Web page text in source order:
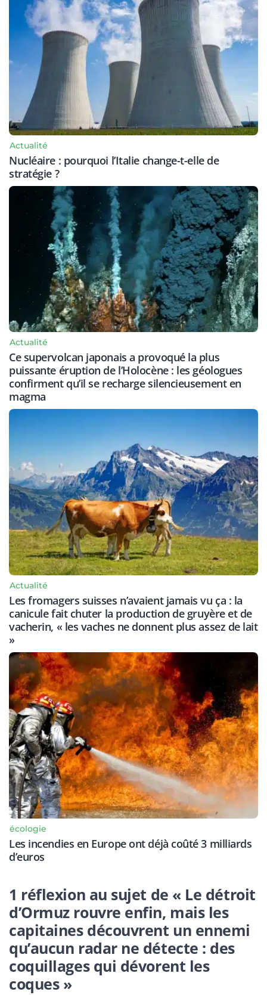
Actualité
Nucléaire : pourquoi l’Italie change-t-elle de
stratégie ?
Actualité
Ce supervolcan japonais a provoqué la plus
puissante éruption de l’Holocène : les géologues
confirment qu’il se recharge silencieusement en
magma
Actualité
Les fromagers suisses n’avaient jamais vu ça : la
canicule fait chuter la production de gruyère et de
vacherin, « les vaches ne donnent plus assez de lait
»
écologie
Les incendies en Europe ont déjà coûté 3 milliards
d’euros
1 réflexion au sujet de « Le détroit
d’Ormuz rouvre enfin, mais les
capitaines découvrent un ennemi
qu’aucun radar ne détecte : des
coquillages qui dévorent les
coques »